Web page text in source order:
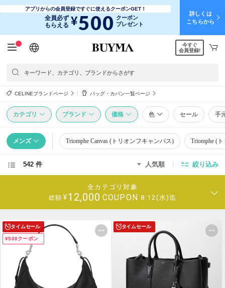
アプリからの会員登録ですぐに使えるクーポンGET！
全員必ず
もらえる ¥500 クーポン
プレゼント
詳しくは
こちらから
日本語
English
简体中文
繁體中文
今すぐ
会員登録!
CELINEブランドページ バッグ・カバン一覧ページ
カテゴリ ブランド 価格 色 セール 手
メンズ Triomphe Canvas (トリオンフキャンバス) Triomphe (
542 件 人気順 絞り込み
全カテゴリ対象
総額 ¥12,000 COUPON 8.12(水)迄
タイムセール
¥500クーポン
タイムセール